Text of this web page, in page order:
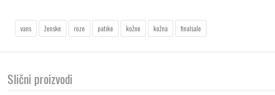
vans ženske roze patike kožne kožna finalsale
Slični proizvodi